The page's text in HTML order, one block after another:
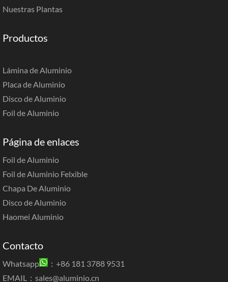
Nuestras Plantas
Productos
Lámina de Aluminio
Placa de Aluminio
Disco de Aluminio
Foil de Aluminio
Página de enlaces
Foil de Aluminio
Foil de Aluminio Felxible
Chapa De Aluminio
Disco de Aluminio
Haomei Aluminio
Contacto
Whatsapp
：+86 181 3788 9531
EMAIL： sales@aluminio.cn